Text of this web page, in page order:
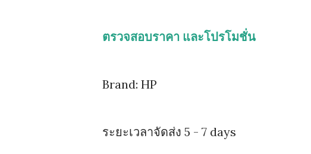
ตรวจสอบราคา และโปรโมชั่น
Brand: HP
ระยะเวลาจัดส่ง 5 - 7 days